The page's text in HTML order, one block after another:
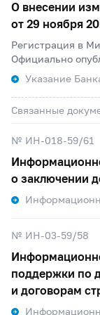
О внесении
от 29 ноября
Регистрация в
Официально
Указание
Связанные
№ ИН-018-59/61
о заключении
№ ИН-03-59/58
поддержки по
и договорам